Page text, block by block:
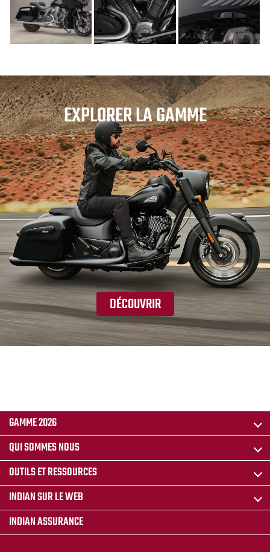
EXPLORER LA GAMME
DÉCOUVRIR
GAMME 2026
QUI SOMMES NOUS
OUTILS ET RESSOURCES
INDIAN SUR LE WEB
INDIAN ASSURANCE